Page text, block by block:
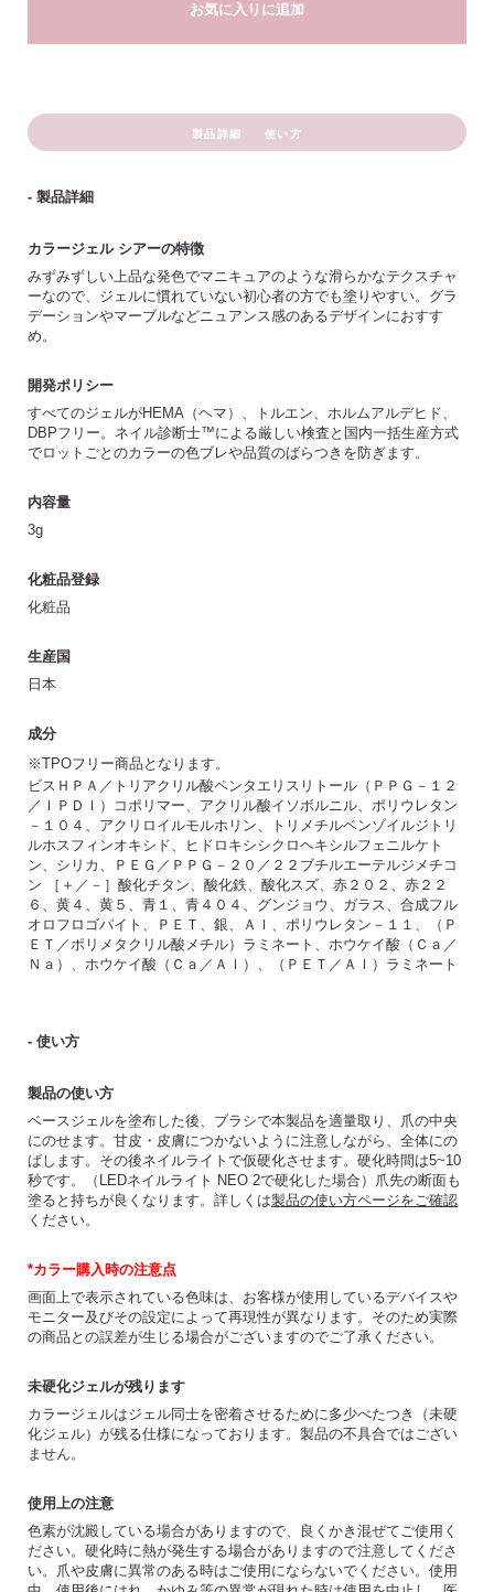
お気に入りに追加
製品詳細 使い方
- 製品詳細
カラージェル シアーの特徴
みずみずしい上品な発色でマニキュアのような滑らかなテクスチャ
ーなので、ジェルに慣れていない初心者の方でも塗りやすい。グラ
デーションやマーブルなどニュアンス感のあるデザインにおすす
め。
開発ポリシー
すべてのジェルがHEMA（ヘマ）、トルエン、ホルムアルデヒド、
DBPフリー。ネイル診断士™による厳しい検査と国内一括生産方式
でロットごとのカラーの色ブレや品質のばらつきを防ぎます。
内容量
3g
化粧品登録
化粧品
生産国
日本
成分
※TPOフリー商品となります。
ビスＨＰＡ／トリアクリル酸ペンタエリスリトール（ＰＰＧ－１２
／ＩＰＤＩ）コポリマー、アクリル酸イソボルニル、ポリウレタン
－１０４、アクリロイルモルホリン、トリメチルベンゾイルジトリ
ルホスフィンオキシド、ヒドロキシシクロヘキシルフェニルケト
ン、シリカ、ＰＥＧ／ＰＰＧ－２０／２２ブチルエーテルジメチコ
ン ［＋／－］酸化チタン、酸化鉄、酸化スズ、赤２０２、赤２２
６、黄４、黄５、青１、青４０４、グンジョウ、ガラス、合成フル
オロフロゴパイト、ＰＥＴ、銀、Ａｌ、ポリウレタン－１１、（Ｐ
ＥＴ／ポリメタクリル酸メチル）ラミネート、ホウケイ酸（Ｃａ／
Ｎａ）、ホウケイ酸（Ｃａ／Ａｌ）、（ＰＥＴ／Ａｌ）ラミネート
- 使い方
製品の使い方
ベースジェルを塗布した後、ブラシで本製品を適量取り、爪の中央
にのせます。甘皮・皮膚につかないように注意しながら、全体にの
ばします。その後ネイルライトで仮硬化させます。硬化時間は5~10
秒です。（LEDネイルライト NEO 2で硬化した場合）爪先の断面も
塗ると持ちが良くなります。詳しくは製品の使い方ページをご確認
ください。
*カラー購入時の注意点
画面上で表示されている色味は、お客様が使用しているデバイスや
モニター及びその設定によって再現性が異なります。そのため実際
の商品との誤差が生じる場合がございますのでご了承ください。
未硬化ジェルが残ります
カラージェルはジェル同士を密着させるために多少べたつき（未硬
化ジェル）が残る仕様になっております。製品の不具合ではござい
ません。
使用上の注意
色素が沈殿している場合がありますので、良くかき混ぜてご使用く
ださい。硬化時に熱が発生する場合がありますので注意してくださ
い。爪や皮膚に異常のある時はご使用にならないでください。使用